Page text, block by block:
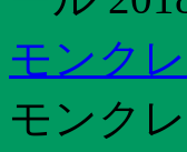
モンク
モンク